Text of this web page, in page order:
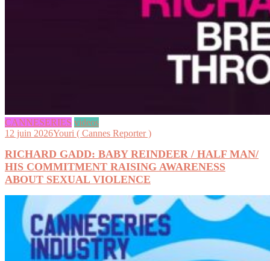
CANNESERIES videos
12 juin 2026Youri ( Cannes Reporter )
RICHARD GADD: BABY REINDEER / HALF MAN/
HIS COMMITMENT RAISING AWARENESS
ABOUT SEXUAL VIOLENCE